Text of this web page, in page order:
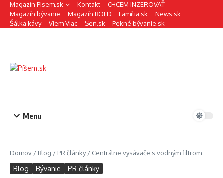
Preskočiť na obsah
Magazín Pisem.sk Kontakt
CHCEM INZEROVAŤ
Magazín bývanie
Magazín BOLD Família.sk
News.sk
Šálka kávy
Viem Viac Sen.sk Pekné bývanie.sk
Menu
Domov / Blog / PR články/ Centrálne vysávače s vodným filtrom
Blog Bývanie PR články